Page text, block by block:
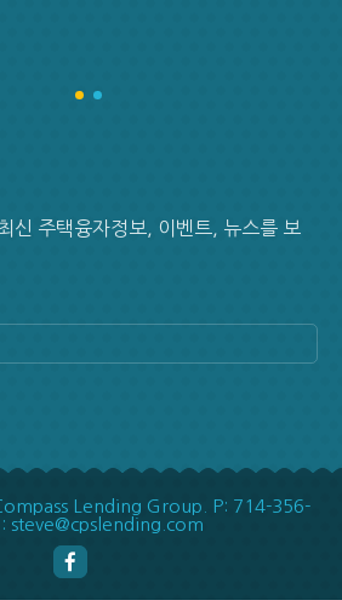
신 주택융자정보, 이벤트, 뉴스를 보
Lending Group. P: 714-356-
steve@cpslending.com